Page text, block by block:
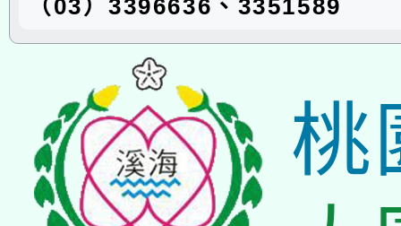
（03）3396636、3351589
桃